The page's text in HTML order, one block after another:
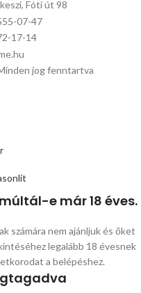
Fóti út 98
07-47
17-14
jog fenntartva
e már 18 éves.
számára nem ajánljuk és őket
legalább 18 évesnek
a belépéshez.